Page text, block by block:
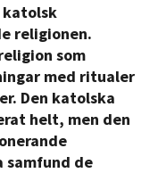
katolsk
religionen.
som
med ritualer
Den katolska
helt, men den
samfund de